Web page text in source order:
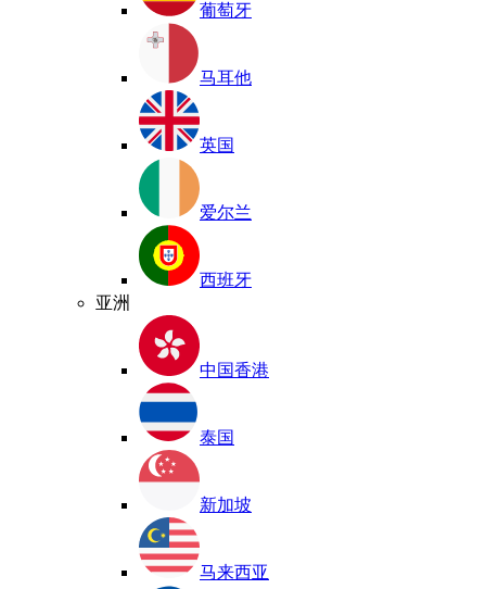
葡萄牙
马耳他
英国
爱尔兰
西班牙
亚洲
中国香港
泰国
新加坡
马来西亚